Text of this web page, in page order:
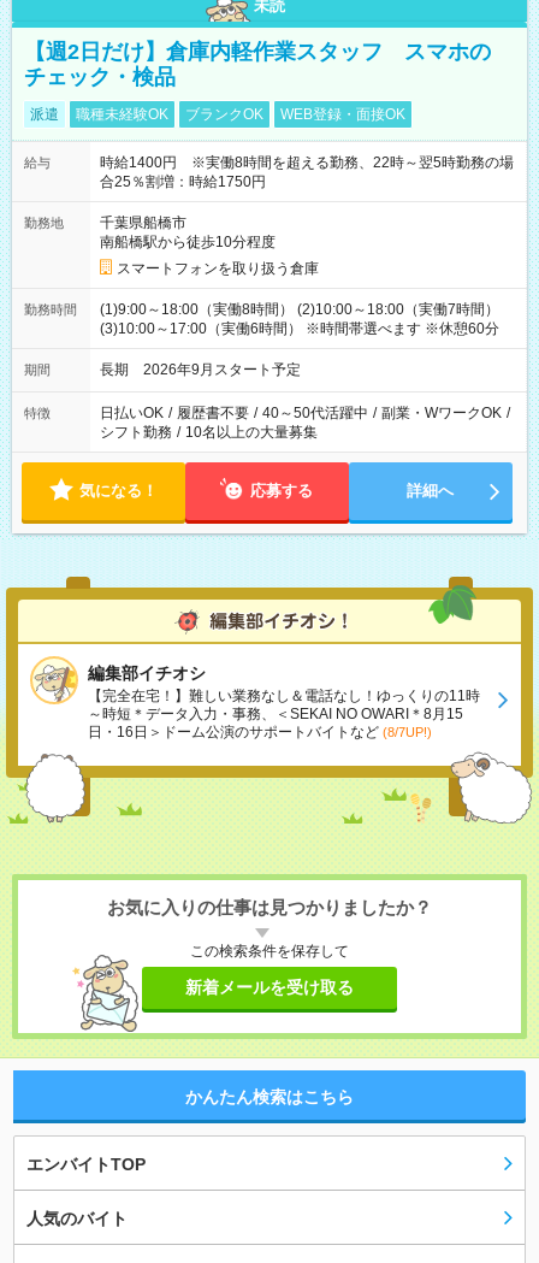
未読
【週2日だけ】倉庫内軽作業スタッフ スマホの
チェック・検品
派遣 職種未経験OK ブランクOK WEB登録・面接OK
給与
時給1400円 ※実働8時間を超える勤務、22時～翌5時勤務の場
合25％割増：時給1750円
勤務地
千葉県船橋市
南船橋駅から徒歩10分程度
スマートフォンを取り扱う倉庫
勤務時間
(1)9:00～18:00（実働8時間） (2)10:00～18:00（実働7時間）
(3)10:00～17:00（実働6時間） ※時間帯選べます ※休憩60分
期間 長期 2026年9月スタート予定
特徴 日払いOK / 履歴書不要 / 40～50代活躍中 / 副業・WワークOK /
シフト勤務 / 10名以上の大量募集
気になる！ 応募する 詳細へ
編集部イチオシ
【完全在宅！】難しい業務なし＆電話なし！ゆっくりの11時
～時短＊データ入力・事務、＜SEKAI NO OWARI＊8月15
日・16日＞ドーム公演のサポートバイトなど (8/7UP!)
お気に入りの仕事は見つかりましたか？
この検索条件を保存して
新着メールを受け取る
かんたん検索はこちら
エンバイトTOP
人気のバイト